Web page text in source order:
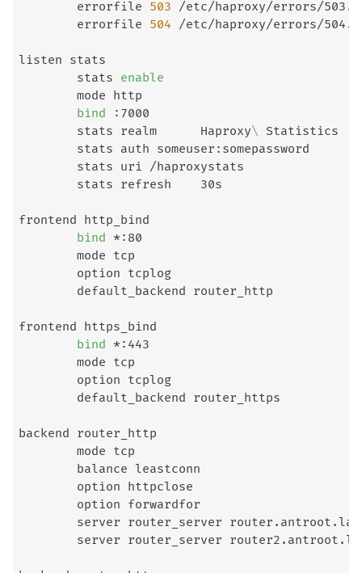
        errorfile
503 /etc/haproxy/errors/
        errorfile
504 /etc/haproxy/errors/
listen stats
        stats
enable
        mode http
bind :7000
        stats realm      Haproxy
\ Statistics
        stats auth someuser:somepassword
        stats uri /haproxystats
        stats refresh    30s
frontend http_bind
bind *:80
        mode tcp
        option tcplog
        default_backend router_http
frontend https_bind
bind *:443
        mode tcp
        option tcplog
        default_backend router_https
backend router_http
        mode tcp
        balance leastconn
        option httpclose
        option forwardfor
server router_server
server router_server